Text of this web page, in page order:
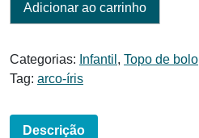
Adicionar ao carrinho
Categorias: Infantil , Topo de bolo
Tag: arco-íris
Descrição